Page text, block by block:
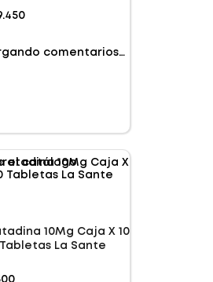
.450
comentarios…
el catálogo
10Mg Caja X 10
Tabletas La Sante